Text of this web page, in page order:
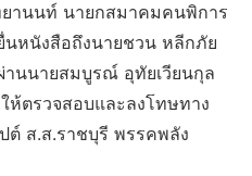
านนท์ นายกสมาคมคนพิการ
นหนังสือถึงนายชวน หลีกภัย
นนายสมบูรณ์ อุทัยเวียนกุล
ห้ตรวจสอบและลงโทษทาง
ต์ ส.ส.ราชบุรี พรรคพลัง